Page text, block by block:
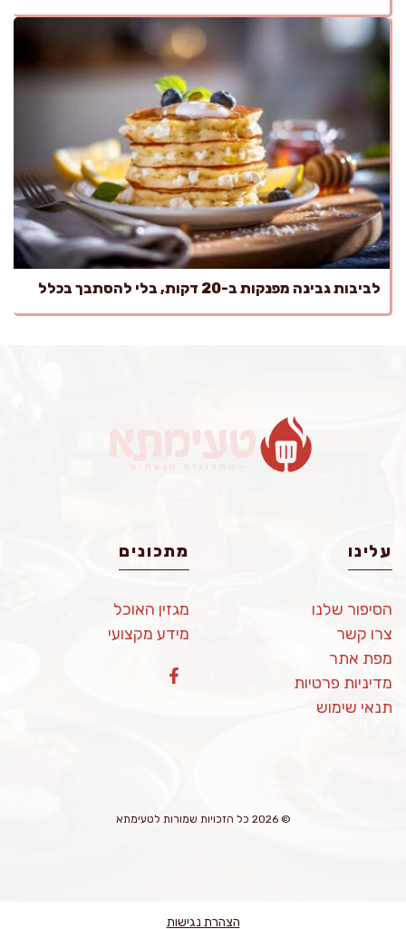
לביבות גבינה מפנקות ב-20 דקות, בלי להסתבך בכלל
עלינו
הסיפור שלנו
צרו קשר
מפת אתר
מדיניות פרטיות
תנאי שימוש
מתכונים
מגזין האוכל
מידע מקצועי
© 2026 כל הזכויות שמורות לטעימתא
הצהרת נגישות